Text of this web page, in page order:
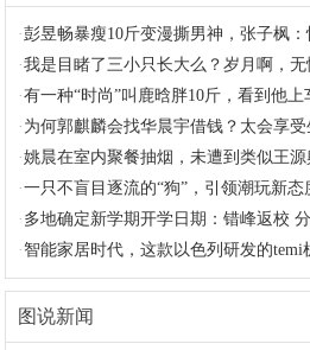
·彭昱畅暴瘦10斤变漫撕男神，张子枫
·我是目睹了三小只长大么？岁月啊，无
·有一种“时尚”叫鹿晗胖10斤，看到他上
· 为何郭麒麟会找华晨宇借钱？太会享
·姚晨在室内聚餐抽烟，未遭到类似王源
·一只不盲目逐流的“狗”，引领潮玩新态
· 多地确定新学期开学日期：错峰返校
· 智能家居时代，这款以色列研发的temi
图说新闻